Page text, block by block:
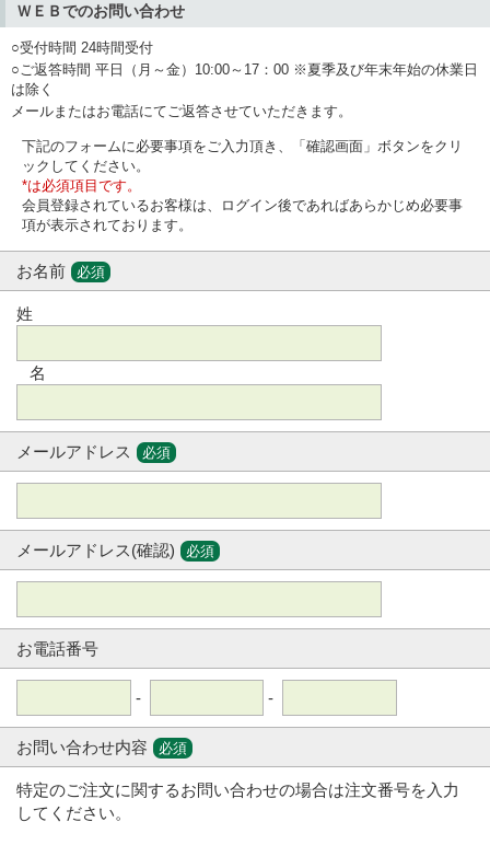
ＷＥＢでのお問い合わせ
○受付時間 24時間受付
○ご返答時間 平日（月～金）10:00～17：00 ※夏季及び年末年始の休業日
は除く
メールまたはお電話にてご返答させていただきます。
下記のフォームに必要事項をご入力頂き、「確認画面」ボタンをクリ
ックしてください。
*は必須項目です。
会員登録されているお客様は、ログイン後であればあらかじめ必要事
項が表示されております。
お名前 必須
姓
名
メールアドレス 必須
メールアドレス(確認) 必須
お電話番号
- -
お問い合わせ内容 必須
特定のご注文に関するお問い合わせの場合は注文番号を入力
してください。